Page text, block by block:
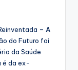
– A
do Futuro foi
da Saúde
é da ex-